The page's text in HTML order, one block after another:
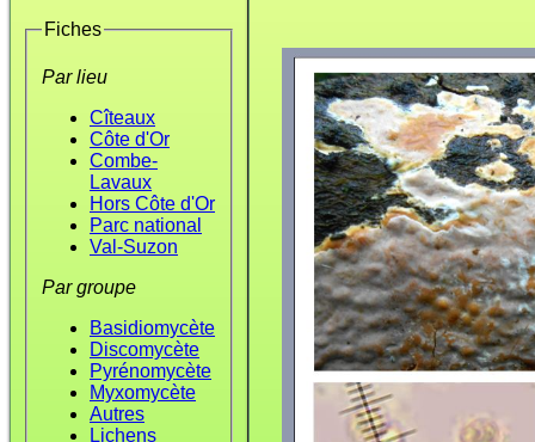
Fiches
Par lieu
Cîteaux
Côte d'Or
Combe-
Lavaux
Hors Côte d'Or
Parc national
Val-Suzon
Par groupe
Basidiomycète
Discomycète
Pyrénomycète
Myxomycète
Autres
Lichens